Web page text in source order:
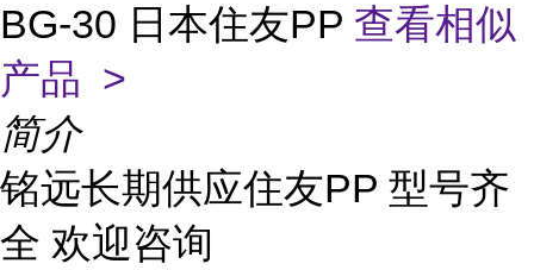
BG-30 日本住友PP 查看相似
产品 >
简介
铭远长期供应住友PP 型号齐
全 欢迎咨询